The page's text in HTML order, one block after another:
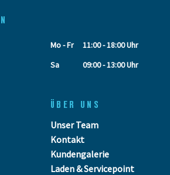
Mo - Fr
11:00 - 18:00 Uhr
Sa
09:00 - 13:00 Uhr
ÜBER UNS
Unser Team
Kontakt
Kundengalerie
Laden & Servicepoint